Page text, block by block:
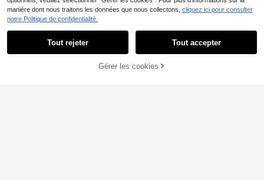
AJOUTER AU PANIER
manière dont nous traitons les données que nous collectons, cliquez ici pour consulter
notre Politique de confidentialité.
Tout rejeter Tout accepter
Gérer les cookies